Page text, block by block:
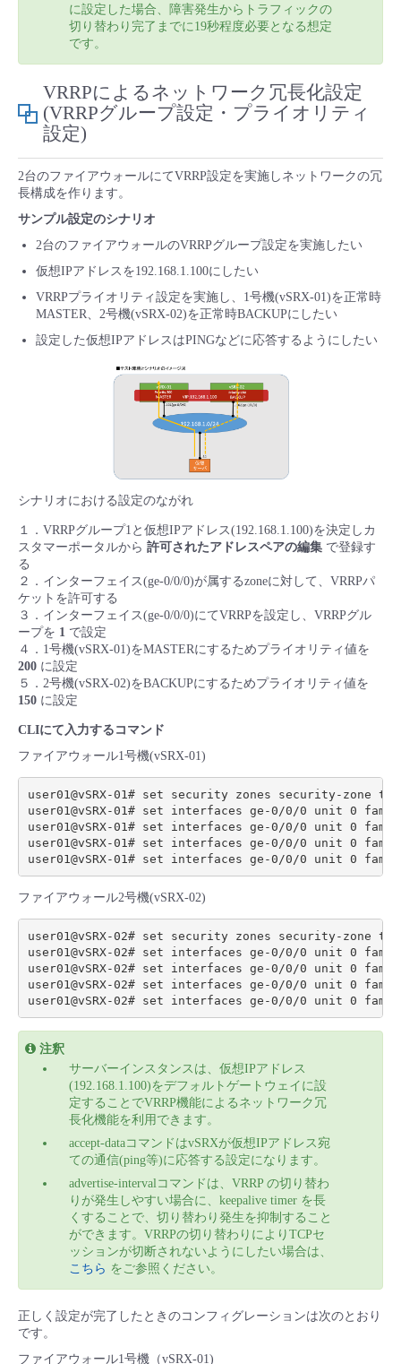
に設定した場合、障害発生からトラフィックの
切り替わり完了までに19秒程度必要となる想定
です。
VRRPによるネットワーク冗長化設定
(VRRPグループ設定・プライオリティ
設定)
2台のファイアウォールにてVRRP設定を実施しネットワークの冗
長構成を作ります。
サンプル設定のシナリオ
2台のファイアウォールのVRRPグループ設定を実施したい
仮想IPアドレスを192.168.1.100にしたい
VRRPプライオリティ設定を実施し、1号機(vSRX-01)を正常時
MASTER、2号機(vSRX-02)を正常時BACKUPにしたい
設定した仮想IPアドレスはPINGなどに応答するようにしたい
シナリオにおける設定のながれ
１．VRRPグループ1と仮想IPアドレス(192.168.1.100)を決定しカ
スタマーポータルから 許可されたアドレスペアの編集 で登録す
る
２．インターフェイス(ge-0/0/0)が属するzoneに対して、VRRPパ
ケットを許可する
３．インターフェイス(ge-0/0/0)にてVRRPを設定し、VRRPグル
ープを 1 で設定
４．1号機(vSRX-01)をMASTERにするためプライオリティ値を
200 に設定
５．2号機(vSRX-02)をBACKUPにするためプライオリティ値を
150 に設定
CLIにて入力するコマンド
ファイアウォール1号機(vSRX-01)
user01@vSRX-01# set security zones security-
user01@vSRX-01# set interfaces ge-0/0/0 unit 0
user01@vSRX-01# set interfaces ge-0/0/0 unit 0
user01@vSRX-01# set interfaces ge-0/0/0 unit 0
ファイアウォール2号機(vSRX-02)
user01@vSRX-02# set security zones security-
user01@vSRX-02# set interfaces ge-0/0/0 unit 0
user01@vSRX-02# set interfaces ge-0/0/0 unit 0
user01@vSRX-02# set interfaces ge-0/0/0 unit 0
注釈
サーバーインスタンスは、仮想IPアドレス
(192.168.1.100)をデフォルトゲートウェイに設
定することでVRRP機能によるネットワーク冗
長化機能を利用できます。
accept-dataコマンドはvSRXが仮想IPアドレス宛
ての通信(ping等)に応答する設定になります。
advertise-intervalコマンドは、VRRP の切り替わ
りが発生しやすい場合に、keepalive timer を長
くすることで、切り替わり発生を抑制すること
ができます。VRRPの切り替わりによりTCPセ
ッションが切断されないようにしたい場合は、
こちら をご参照ください。
正しく設定が完了したときのコンフィグレーションは次のとおり
です。
ファイアウォール1号機（vSRX-01)